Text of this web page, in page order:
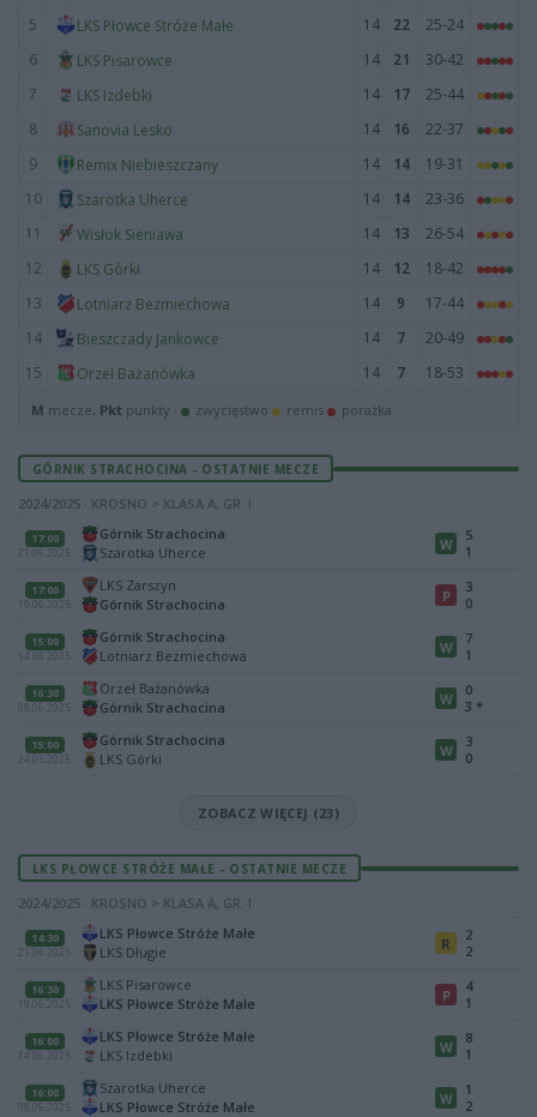
5
LKS Płowce Stróże Małe 14 22
25-24
6
LKS Pisarowce 14 21
30-42
7
LKS Izdebki 14 17
25-44
8
Sanovia Lesko 14 16
22-37
9
Remix Niebieszczany 14 14
19-31
10
Szarotka Uherce 14 14
23-36
11
Wisłok Sieniawa 14 13
26-54
12
LKS Górki 14 12
18-42
13
Lotniarz Bezmiechowa 14 9
17-44
14
Bieszczady Jankowce 14 7
20-49
15
Orzeł Bażanówka 14 7 18-53
M mecze, Pkt punkty · zwycięstwo remis porażka
GÓRNIK STRACHOCINA - OSTATNIE MECZE
2024/2025 · KROSNO > KLASA A, GR. I
17:00
21.06.2025
Górnik Strachocina
Szarotka Uherce
W
5
1
17:00
19.06.2025
LKS Zarszyn
Górnik Strachocina
P
3
0
15:00
14.06.2025
Górnik Strachocina
Lotniarz Bezmiechowa
W
7
1
16:30
08.06.2025
Orzeł Bażanówka
Górnik Strachocina
W
0
3 *
15:00
24.05.2025
Górnik Strachocina
LKS Górki
W
3
0
ZOBACZ WIĘCEJ (23)
LKS PŁOWCE STRÓŻE MAŁE - OSTATNIE MECZE
2024/2025 · KROSNO > KLASA A, GR. I
14:30
21.06.2025
LKS Płowce Stróże Małe
LKS Długie
R
2
2
16:30
19.06.2025
LKS Pisarowce
LKS Płowce Stróże Małe
P
4
1
16:00
14.06.2025
LKS Płowce Stróże Małe
LKS Izdebki
W
8
1
16:00
08.06.2025
Szarotka Uherce
LKS Płowce Stróże Małe
W
1
2